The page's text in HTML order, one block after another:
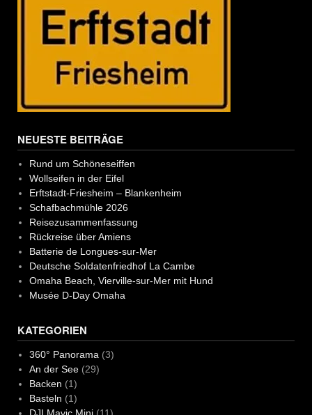
NEUESTE BEITRÄGE
Rund um Schöneseiffen
Wollseifen in der Eifel
Erftstadt-Friesheim – Blankenheim
Schafbachmühle 2026
Reisezusammenfassung
Rückreise über Amiens
Batterie de Longues-sur-Mer
Deutsche Soldatenfriedhof La Cambe
Omaha Beach, Vierville-sur-Mer mit Hund
Musée D-Day Omaha
KATEGORIEN
360° Panorama (3)
An der See(29)
Backen (1)
Basteln (1)